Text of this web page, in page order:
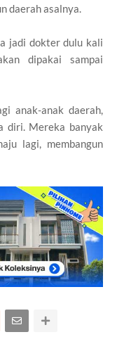
daerah asalnya.
jadi dokter dulu kali
dipakai sampai
anak-anak daerah,
diri. Mereka banyak
lagi, membangun